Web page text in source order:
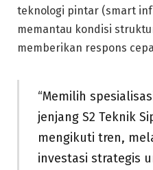
teknologi pintar (smart
memantau kondisi
memberikan respons
“Memilih
jenjang S2 Teknik
mengikuti tren,
investasi strategis